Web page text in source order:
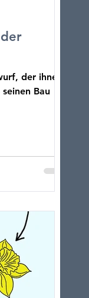
der ihnen
Bau